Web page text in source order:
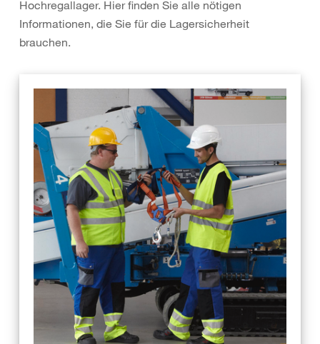
Hochregallager. Hier finden Sie alle nötigen
Informationen, die Sie für die Lagersicherheit
brauchen.